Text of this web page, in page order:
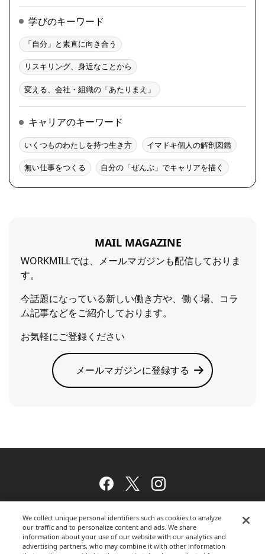
学びのキーワード
「自分」と素直に向き合う
リスキリング、身近なことから
変える、会社・組織の「あたりまえ」
キャリアのキーワード
いくつものわたしを持つ生き方 イマドキ個人の解剖図鑑
無い仕事をつくる 自分の「ぜんぶ」でキャリアを描く
MAIL MAGAZINE
WORKMILLでは、メールマガジンも配信しておりま
す。
今話題になっている新しい働き方や、働く場、コラ
ム記事などをご紹介しております。
お気軽にご登録ください
メールマガジンに登録する
Facebook
TwitterInstagram
ウェブサイトのご利用について
We collect unique personal identifiers such as cookies to analyze
our traffic and to personalize content and ads. We share
information about your use of our website with our analytics and
advertising partners, who may combine it with other information